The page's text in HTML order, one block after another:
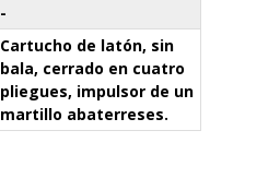
-
Cartucho de latón, sin
bala, cerrado en cuatro
pliegues, impulsor de un
martillo abaterreses.